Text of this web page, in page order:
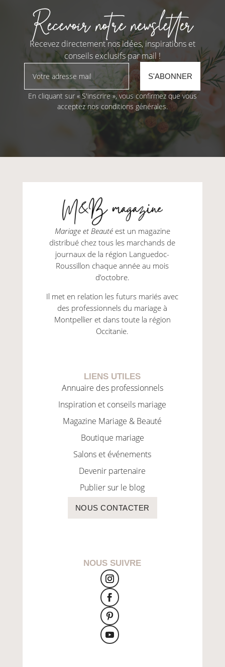
Recevoir notre newsletter
Recevez directement nos idées, inspirations et
conseils exclusifs par mail !
En cliquant sur « S'inscrire », vous confirmez que vous
acceptez nos conditions générales.
Mariage et Beautéest un magazine
distribué chez tous les marchands de
journaux de la région Languedoc-
Roussillon chaque année au mois
d’octobre.
Il met en relation les futurs mariés avec
des professionnels du mariage à
Montpellier et dans toute la région
Occitanie.
LIENS UTILES
Annuaire des professionnels
Inspiration et conseils mariage
Magazine Mariage & Beauté
Boutique mariage
Salons et événements
Devenir partenaire
Publier sur le blog
NOUS CONTACTER
NOUS SUIVRE